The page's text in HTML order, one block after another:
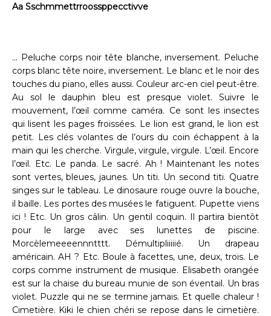
Aa Sschmmettrroossppecctivve
… Peluche corps noir tête blanche, inversement. Peluche
corps blanc tête noire, inversement. Le blanc et le noir des
touches du piano, elles aussi. Couleur arc-en ciel peut-être.
Au sol le dauphin bleu est presque violet. Suivre le
mouvement, l’œil comme caméra. Ce sont les insectes
qui lisent les pages froissées. Le lion est grand, le lion est
petit. Les clés volantes de l’ours du coin échappent à la
main qui les cherche. Virgule, virgule, virgule. L’œil. Encore
l’œil. Etc. Le panda. Le sacré. Ah ! Maintenant les notes
sont vertes, bleues, jaunes. Un titi. Un second titi. Quatre
singes sur le tableau. Le dinosaure rouge ouvre la bouche,
il baille. Les portes des musées le fatiguent. Pupette viens
ici ! Etc. Un gros câlin. Un gentil coquin. Il partira bientôt
pour le large avec ses lunettes de piscine.
Morcèlemeeeennntttt. Démultipliiiiié. Un drapeau
américain. AH ? Etc. Boule à facettes, une, deux, trois. Le
corps comme instrument de musique. Elisabeth orangée
est sur la chaise du bureau munie de son éventail. Un bras
violet. Puzzle qui ne se termine jamais. Et quelle chaleur !
Cimetière. Kiki le chien chéri se repose dans le cimetière.